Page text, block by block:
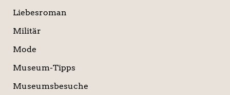
Liebesroman
Militär
Mode
Museum-Tipps
Museumsbesuche